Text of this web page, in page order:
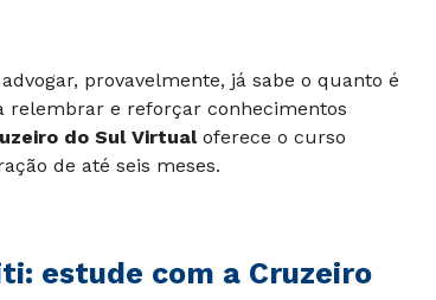
provavelmente, já sabe o quanto é
relembrar e reforçar conhecimentos
do Sul Virtualoferece o curso
de até seis meses.
estude com a Cruzeiro